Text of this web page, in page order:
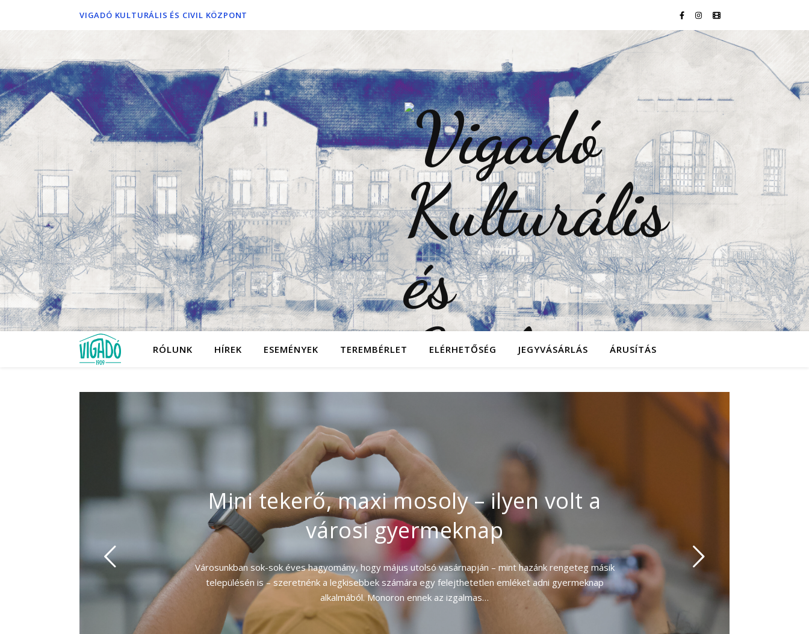
VIGADÓ KULTURÁLIS ÉS CIVIL KÖZPONT
RÓLUNK HÍREK ESEMÉNYEK TEREMBÉRLET ELÉRHETŐSÉG JEGYVÁSÁRLÁS ÁRUSÍTÁS
Hangulat, ízek, zene és persze rengeteg
látogató – így telt az idei Borvidékek
Hétvégéje
2012 óta – a COVID-19 vírus okozta veszélyhelyzet kivételével – minden évben megszervezzük a
Borvidékek Hétvégéjét. Az eleinte néhány borászatból és pár száz vendégből álló rendezvény egy
többezres fesztivállá nőtte…